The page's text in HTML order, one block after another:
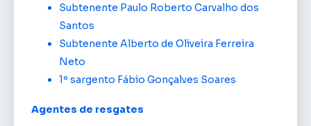
Subtenente Paulo Roberto Carvalho dos
Santos
Subtenente Alberto de Oliveira Ferreira
Neto
1º sargento Fábio Gonçalves Soares
Agentes de resgates